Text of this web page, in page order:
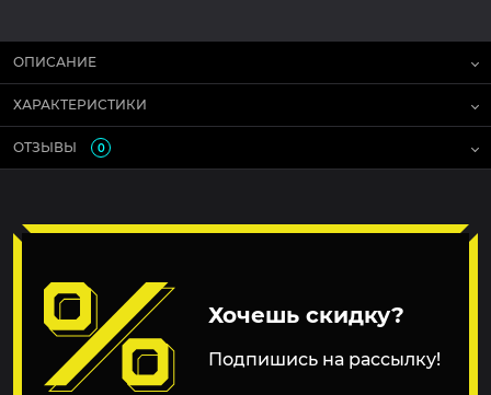
ОПИСАНИЕ
ХАРАКТЕРИСТИКИ
ОТЗЫВЫ 0
Хочешь скидку?
Подпишись на рассылку!